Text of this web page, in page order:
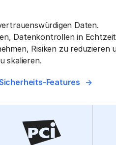
Daten.
Datenkontrollen in
Risiken zu reduzieren
skalieren.
Features